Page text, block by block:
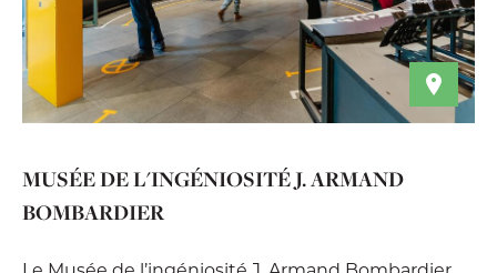
MUSÉE DE L'INGÉNIOSITÉ J. ARMAND
BOMBARDIER